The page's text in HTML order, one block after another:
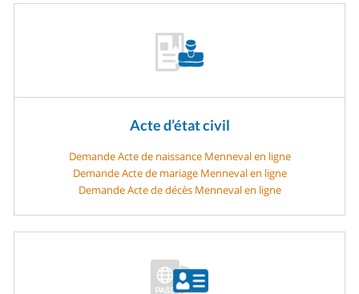
Acte d’état civil
Demande Acte de naissance Menneval en ligne
Demande Acte de mariage Menneval en ligne
Demande Acte de décès Menneval en ligne